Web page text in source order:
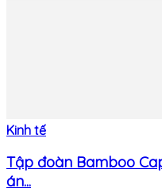
Kinh tế
Tập đoàn Bamboo
án...